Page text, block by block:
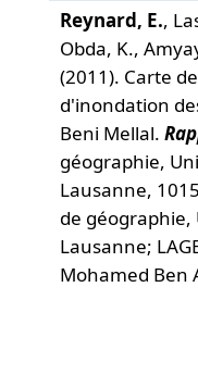
Reynard, E.,
Obda, K.,
(2011). Carte
d'inondation
Beni Mellal.
géographie,
Lausanne,
de géographie,
Lausanne;
Mohamed Ben